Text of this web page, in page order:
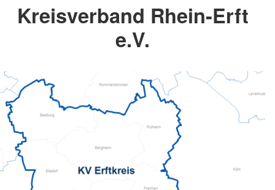
Kreisverband Rhein-Erft
e.V.